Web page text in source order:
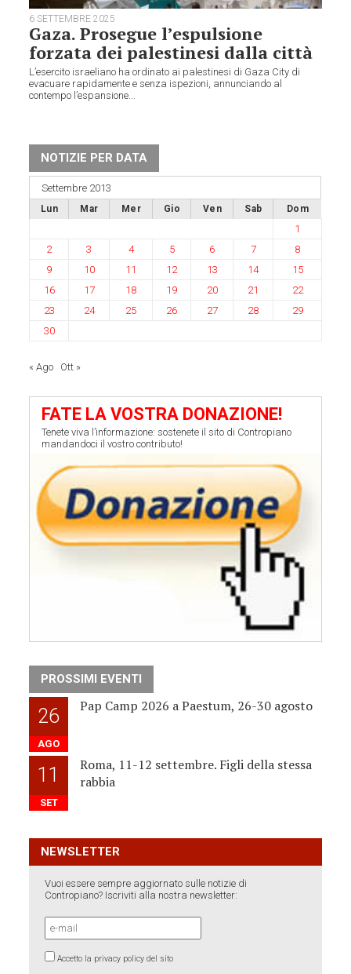
6 SETTEMBRE 2025
Gaza. Prosegue l’espulsione
forzata dei palestinesi dalla città
L’esercito israeliano ha ordinato ai palestinesi di Gaza City di
evacuare rapidamente e senza ispezioni, annunciando al
contempo l’espansione...
NOTIZIE PER DATA
Settembre 2013
Lun Mar Mer Gio Ven Sab Dom
1
2
3 4 5 6 7
8
9
10 11 12 13 14
15
16
17 18 19 20 21
22
23
24 25 26 27 28
29
30
« Ago Ott »
FATE LA VOSTRA DONAZIONE!
Tenete viva l’informazione: sostenete il sito di Contropiano
mandandoci il vostro contributo!
PROSSIMI EVENTI
26
AGO
Pap Camp 2026 a Paestum, 26-30 agosto
11
SET
Roma, 11-12 settembre. Figli della stessa
rabbia
NEWSLETTER
Vuoi essere sempre aggiornato sulle notizie di
Contropiano? Iscriviti alla nostra newsletter:
Accetto la privacy policy del sito